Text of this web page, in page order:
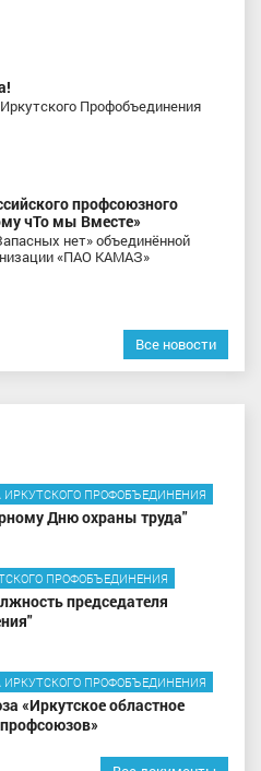
Профобъединения
профсоюзного
чТо мы Вместе»
нет» объединённой
«ПАО КАМАЗ»
Все новости
ПРОФОБЪЕДИНЕНИЯ
Дню охраны труда"
ПРОФОБЪЕДИНЕНИЯ
председателя
ПРОФОБЪЕДИНЕНИЯ
«Иркутское областное